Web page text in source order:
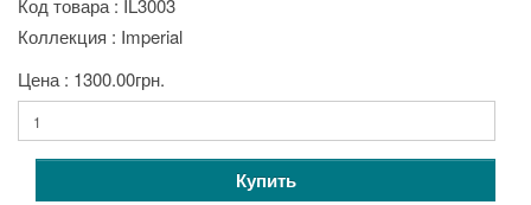
Код товара : IL3003
Коллекция : Imperial
Цена : 1300.00грн.
Купить